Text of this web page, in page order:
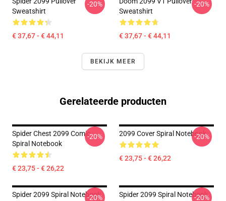
Sweatshirt
€ 37,67 - € 44,11
-20%
Sweatshirt
€ 37,67 - € 44,11
-20%
BEKIJK MEER
Gerelateerde producten
Spider Chest 2099 Comic
Spiral Notebook
€ 23,75 - € 26,22
-20% 2099 Cover Spiral Notebook
€ 23,75 - € 26,22
-20%
Spider 2099 Spiral Notebook
-20% Spider 2099 Spiral Notebook
-20%